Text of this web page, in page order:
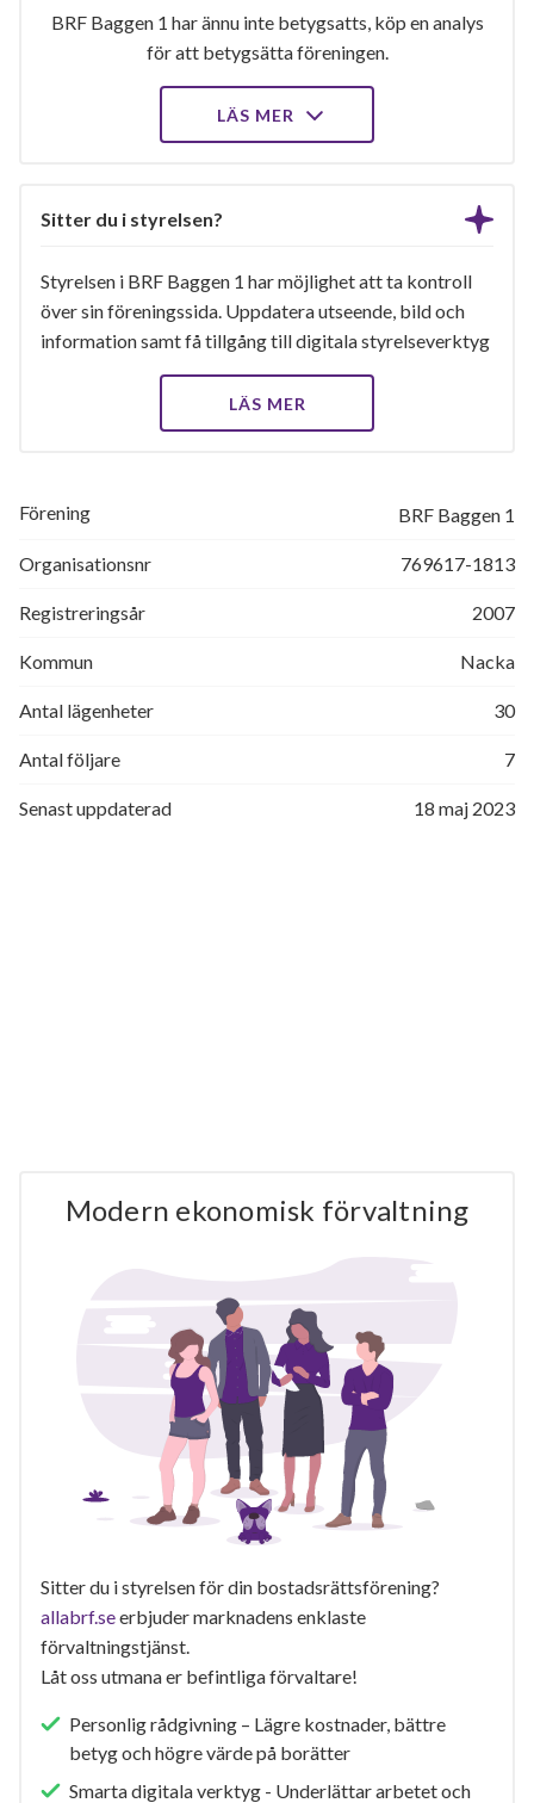
BRF Baggen 1 har ännu inte betygsatts, köp en analys
för att betygsätta föreningen.
LÄS MER
Sitter du i styrelsen?
Styrelsen i BRF Baggen 1 har möjlighet att ta kontroll
över sin föreningssida. Uppdatera utseende, bild och
information samt få tillgång till digitala styrelseverktyg
LÄS MER
Förening BRF Baggen 1
Organisationsnr 769617-1813
Registreringsår 2007
Kommun Nacka
Antal lägenheter 30
Antal följare 7
Senast uppdaterad 18 maj 2023
Modern ekonomisk förvaltning
Sitter du i styrelsen för din bostadsrättsförening?
allabrf.seerbjuder marknadens enklaste
förvaltningstjänst.
Låt oss utmana er befintliga förvaltare!
Personlig rådgivning – Lägre kostnader, bättre
betyg och högre värde på borätter
Smarta digitala verktyg - Underlättar arbetet och